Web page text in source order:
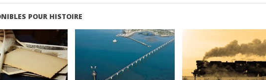
POUR HISTOIRE
LIRE LA
SUITE...
LIRE LA
SUITE...
LIRE LA
SUITE...